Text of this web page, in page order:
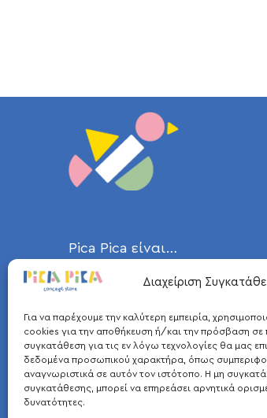
Διαχείριση
Για να παρέχουμε την καλύτερη εμπειρία,
cookies για την αποθήκευση ή/και την πρόσβαση
συγκατάθεση για τις εν λόγω τεχνολογίες θα μας
δεδομένα προσωπικού χαρακτήρα, όπως
αναγνωριστικά σε αυτόν τον ιστότοπο. Η μη
συγκατάθεσης, μπορεί να επηρεάσει αρνητικά
δυνατότητες.
Pica Pica είναι…
η καρακάξα, ένα
και μεταξύ των πιο έξυπνων
που ήταν η έμπνευση για
μας. Σε συνδυασμό με το
παιχνίδι των παιδιών, τα
τουβλάκια, δημιουργήθηκε